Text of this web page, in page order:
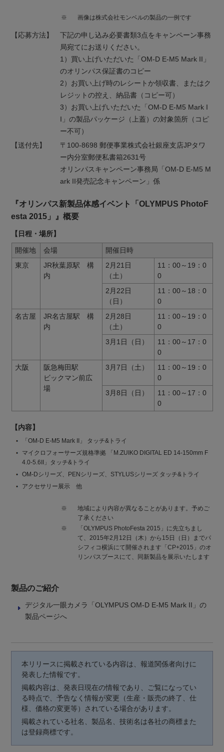
※ 画像は株式会社モンベルの製品の一例です
【応募方法】
下記の申し込み必要書類3点をキャンペーン事務
局宛てにお送りください。
1）買い上げいただいた「OM-D E-M5 Mark II」
のオリンパス保証書のコピー
2）お買い上げ時のレシートか領収書、またはク
レジットの控え、納品書（コピー可）
3）お買い上げいただいた「OM-D E-M5 Mark I
I」の製品パッケージ（上蓋）の対象箇所（コピ
ー不可）
【送付先】
〒100-8698 郵便事業株式会社銀座支店JPタワ
ー内分室郵便私書箱2631号
オリンパスキャンペーン事務局「OM-D E-M5 M
ark II発売記念キャンペーン」係
『オリンパス新製品体感イベント「OLYMPUS PhotoF
esta 2015」』概要
【日程・場所】
開催地 会場
開催日時
東京
JR秋葉原駅 構
内
2月21日
（土）
11：00～19：0
0
2月22日
（日）
11：00～18：0
0
名古屋
JR名古屋駅 構
内
2月28日
（土）
11：00～19：0
0
3月1日（日）
11：00～17：0
0
大阪
阪急梅田駅
ビックマン前広
場
3月7日（土）
11：00～19：0
0
3月8日（日）
11：00～17：0
0
【内容】
「OM-D E-M5 Mark II」 タッチ&トライ
マイクロフォーサーズ規格準拠 「M.ZUIKO DIGITAL ED 14-150mm F
4.0-5.6II」タッチ&トライ
OM-Dシリーズ、PENシリーズ、STYLUSシリーズ タッチ&トライ
アクセサリー展示 他
※
地域により内容が異なることがあります。予めご
了承ください
※
「OLYMPUS PhotoFesta 2015」に先立ちまし
て、2015年2月12日（木）から15日（日）までパ
シフィコ横浜にて開催されます「CP+2015」のオ
リンパスブースにて、同新製品を展示いたします
製品のご紹介
デジタル一眼カメラ「OLYMPUS OM-D E-M5 Mark II」の
製品ページへ
本リリースに掲載されている内容は、報道関係者向けに
発表した情報です。
掲載内容は、発表日現在の情報であり、ご覧になってい
る時点で、予告なく情報が変更（生産・販売の終了、仕
様、価格の変更等）されている場合があります。
掲載されている社名、製品名、技術名は各社の商標また
は登録商標です。